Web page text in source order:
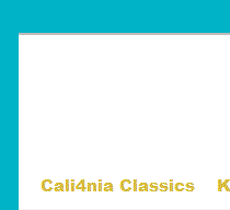
Ersatzteile für